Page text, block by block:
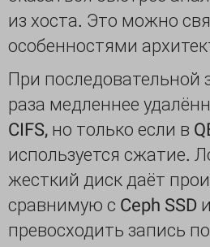
из хоста. Это можно
особенностями
При последовательной
раза медленнее
CIFS, но только если в
используется сжатие.
жесткий диск даёт
сравнимую с Ceph SSD
превосходить запись